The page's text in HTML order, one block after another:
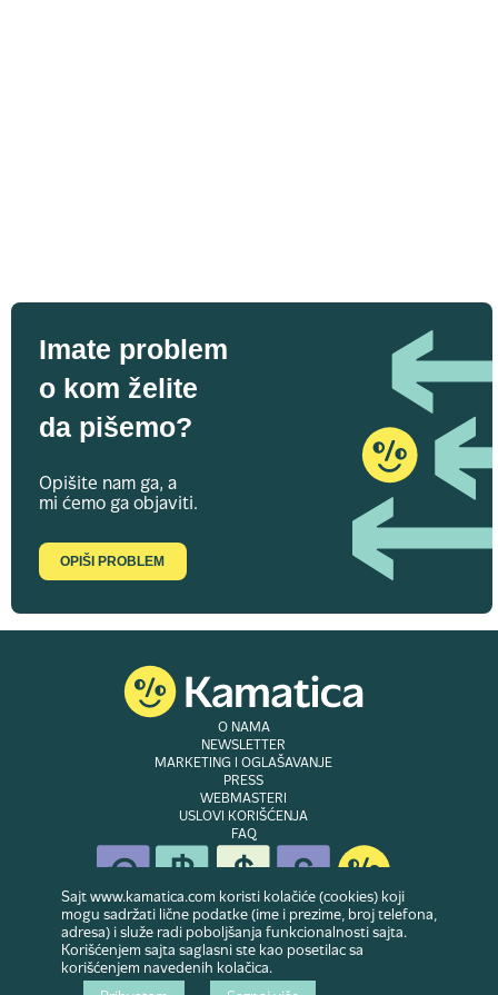
Imate problem
o kom želite
da pišemo?
Opišite nam ga, a
mi ćemo ga objaviti.
OPIŠI PROBLEM
O NAMA
NEWSLETTER
MARKETING I OGLAŠAVANJE
PRESS
WEBMASTERI
USLOVI KORIŠĆENJA
FAQ
© Copyright 2007-2026. Website developed & owned byDubes doo
zadržana
Sajt www.kamatica.com koristi kolačiće (cookies) koji
mogu sadržati lične podatke (ime i prezime, broj telefona,
adresa) i služe radi poboljšanja funkcionalnosti sajta.
Korišćenjem sajta saglasni ste kao posetilac sa
korišćenjem navedenih kolačica.